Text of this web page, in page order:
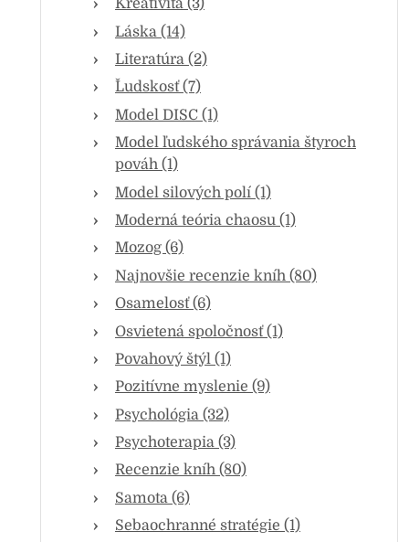
Kreativita (3)
Láska (14)
Literatúra (2)
Ľudskosť (7)
Model DISC (1)
Model ľudského správania štyroch
pováh (1)
Model silových polí (1)
Moderná teória chaosu (1)
Mozog (6)
Najnovšie recenzie kníh (80)
Osamelosť (6)
Osvietená spoločnosť (1)
Povahový štýl (1)
Pozitívne myslenie (9)
Psychológia (32)
Psychoterapia (3)
Recenzie kníh (80)
Samota (6)
Sebaochranné stratégie (1)